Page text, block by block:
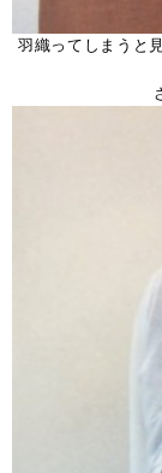
羽織ってしまうと